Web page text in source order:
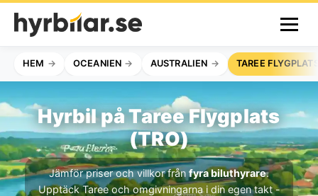
HEM OCEANIEN AUSTRALIEN TAREE
Hyrbil på Taree Flygplats
(TRO)
Jämför priser och villkor från fyra biluthyrare.
Upptäck Taree och omgivningarna i din egen takt -